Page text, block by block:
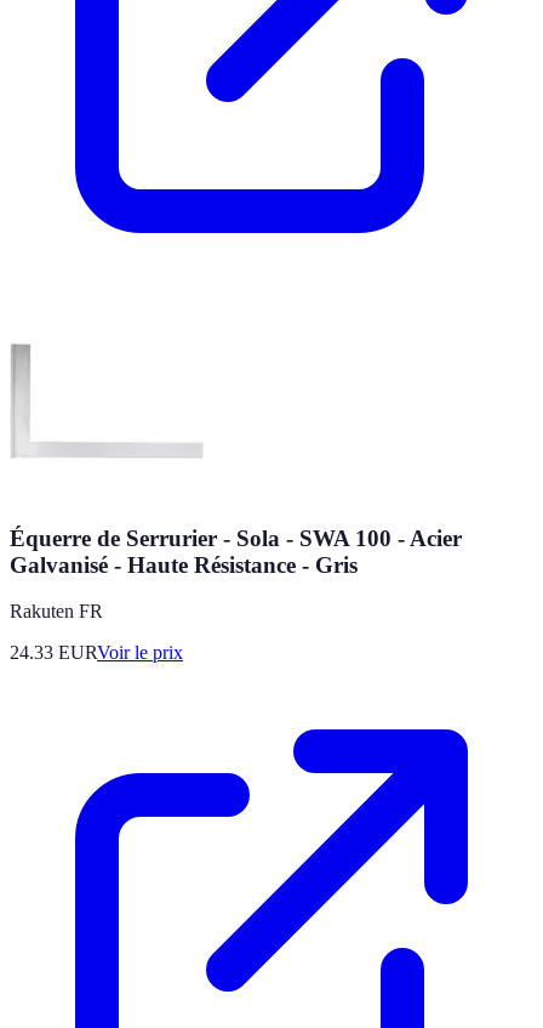
Équerre de Serrurier - Sola - SWA 100 - Acier
Galvanisé - Haute Résistance - Gris
Rakuten FR
24.33 EURVoir le prix